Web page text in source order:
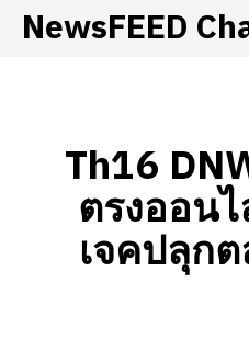
NewsFEED
Th16
ตรงออน
เจคปลุก